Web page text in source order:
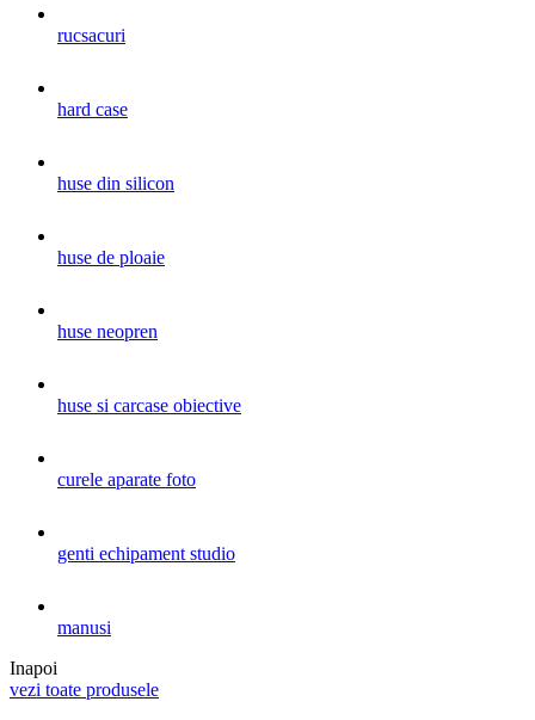
rucsacuri
hard case
huse din silicon
huse de ploaie
huse neopren
huse si carcase obiective
curele aparate foto
genti echipament studio
manusi
Inapoi
vezi toate produsele